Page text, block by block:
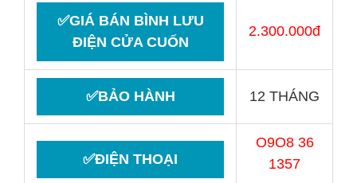
✅GIÁ BÁN BÌNH LƯU
ĐIỆN CỬA CUỐN
2.300.000đ
✅BẢO HÀNH 12 THÁNG
✅ĐIỆN THOẠI
O9O8 36
1357